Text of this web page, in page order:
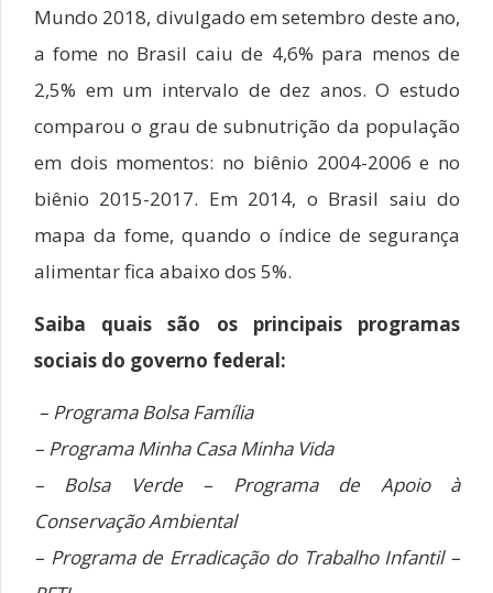
Mundo 2018, divulgado em setembro deste ano,
a fome no Brasil caiu de 4,6% para menos de
2,5% em um intervalo de dez anos. O estudo
comparou o grau de subnutrição da população
em dois momentos: no biênio 2004-2006 e no
biênio 2015-2017. Em 2014, o Brasil saiu do
mapa da fome, quando o índice de segurança
alimentar fica abaixo dos 5%.
Saiba quais são os principais programas
sociais do governo federal:
– Programa Bolsa Família
– Programa Minha Casa Minha Vida
– Bolsa Verde – Programa de Apoio à
Conservação Ambiental
– Programa de Erradicação do Trabalho Infantil –